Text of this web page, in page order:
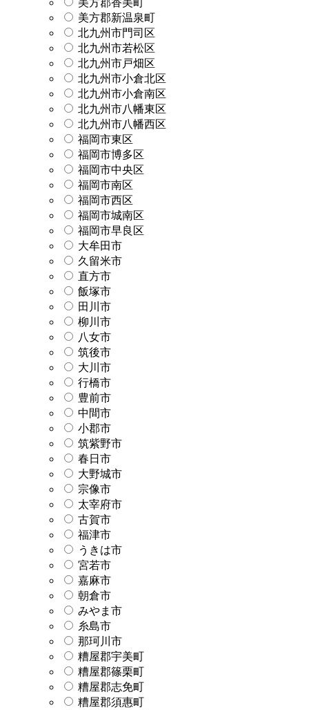
美方郡新温泉町
北九州市門司区
北九州市若松区
北九州市戸畑区
北九州市小倉北区
北九州市小倉南区
北九州市八幡東区
北九州市八幡西区
福岡市東区
福岡市博多区
福岡市中央区
福岡市南区
福岡市西区
福岡市城南区
福岡市早良区
大牟田市
久留米市
直方市
飯塚市
田川市
柳川市
八女市
筑後市
大川市
行橋市
豊前市
中間市
小郡市
筑紫野市
春日市
大野城市
宗像市
太宰府市
古賀市
福津市
うきは市
宮若市
嘉麻市
朝倉市
みやま市
糸島市
那珂川市
糟屋郡宇美町
糟屋郡篠栗町
糟屋郡志免町
糟屋郡須惠町